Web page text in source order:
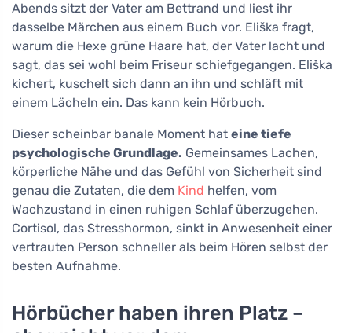
Abends sitzt der Vater am Bettrand und liest ihr
dasselbe Märchen aus einem Buch vor. Eliška fragt,
warum die Hexe grüne Haare hat, der Vater lacht und
sagt, das sei wohl beim Friseur schiefgegangen. Eliška
kichert, kuschelt sich dann an ihn und schläft mit
einem Lächeln ein. Das kann kein Hörbuch.
Dieser scheinbar banale Moment hat eine tiefe
psychologische Grundlage. Gemeinsames Lachen,
körperliche Nähe und das Gefühl von Sicherheit sind
genau die Zutaten, die dem Kind helfen, vom
Wachzustand in einen ruhigen Schlaf überzugehen.
Cortisol, das Stresshormon, sinkt in Anwesenheit einer
vertrauten Person schneller als beim Hören selbst der
besten Aufnahme.
Hörbücher haben ihren Platz –